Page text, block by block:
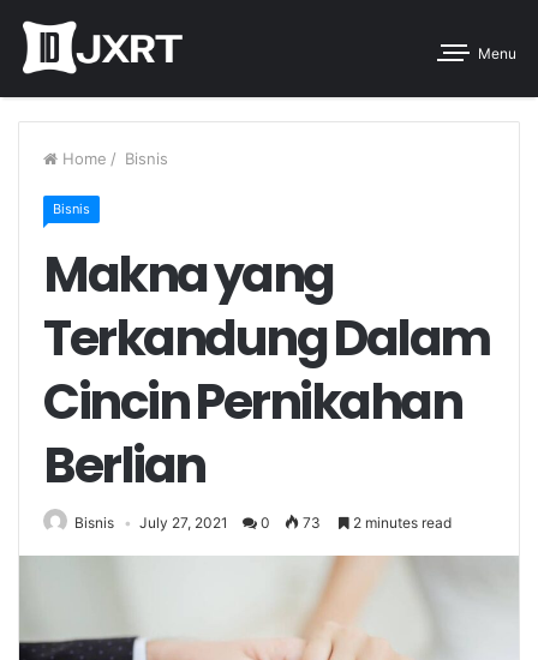
Menu
Home / Bisnis
Bisnis
Makna yang
Terkandung Dalam
Cincin Pernikahan
Berlian
Bisnis July 27, 2021 0 73 2 minutes read